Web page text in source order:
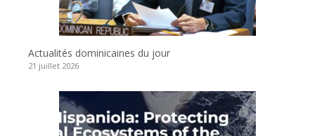
Actualités dominicaines du jour
21 juillet 2026